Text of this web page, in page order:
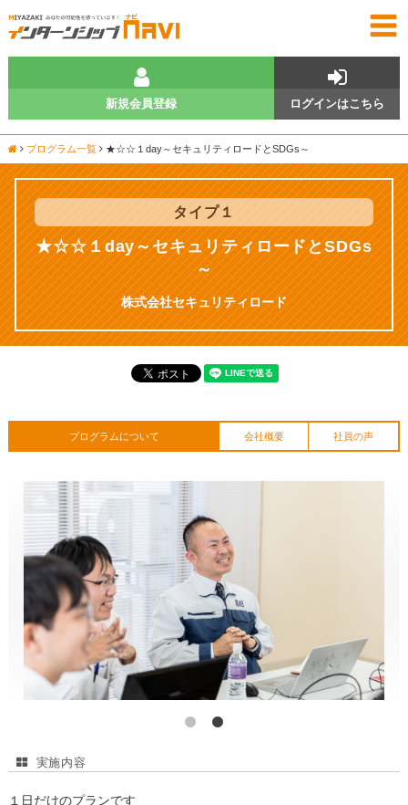
ログインはこちら
新規会員登録
プログラム一覧 ★☆☆１day～セキュリティロードとSDGs～
タイプ１
★☆☆１day～セキュリティロードとSDGs
～
株式会社セキュリティロード
プログラムについて 会社概要 社員の声
実施内容
１日だけのプランです